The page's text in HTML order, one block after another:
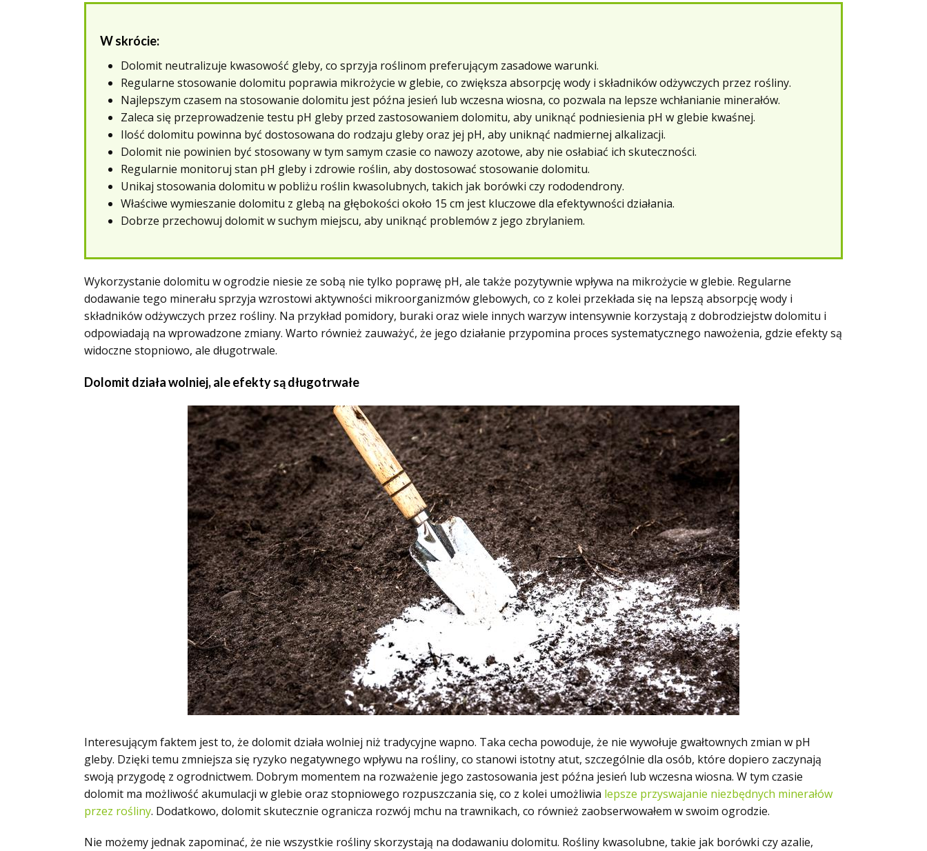
W skrócie:
Dolomit neutralizuje kwasowość gleby, co sprzyja roślinom preferującym zasadowe warunki.
Regularne stosowanie dolomitu poprawia mikrożycie w glebie, co zwiększa absorpcję wody i składników odżywczych przez rośliny.
Najlepszym czasem na stosowanie dolomitu jest późna jesień lub wczesna wiosna, co pozwala na lepsze wchłanianie minerałów.
Zaleca się przeprowadzenie testu pH gleby przed zastosowaniem dolomitu, aby uniknąć podniesienia pH w glebie kwaśnej.
Ilość dolomitu powinna być dostosowana do rodzaju gleby oraz jej pH, aby uniknąć nadmiernej alkalizacji.
Dolomit nie powinien być stosowany w tym samym czasie co nawozy azotowe, aby nie osłabiać ich skuteczności.
Regularnie monitoruj stan pH gleby i zdrowie roślin, aby dostosować stosowanie dolomitu.
Unikaj stosowania dolomitu w pobliżu roślin kwasolubnych, takich jak borówki czy rododendrony.
Właściwe wymieszanie dolomitu z glebą na głębokości około 15 cm jest kluczowe dla efektywności działania.
Dobrze przechowuj dolomit w suchym miejscu, aby uniknąć problemów z jego zbrylaniem.
Wykorzystanie dolomitu w ogrodzie niesie ze sobą nie tylko poprawę pH, ale także pozytywnie wpływa na mikrożycie w glebie. Regularne
dodawanie tego minerału sprzyja wzrostowi aktywności mikroorganizmów glebowych, co z kolei przekłada się na lepszą absorpcję wody i
składników odżywczych przez rośliny. Na przykład pomidory, buraki oraz wiele innych warzyw intensywnie korzystają z dobrodziejstw dolomitu i
odpowiadają na wprowadzone zmiany. Warto również zauważyć, że jego działanie przypomina proces systematycznego nawożenia, gdzie efekty są
widoczne stopniowo, ale długotrwale.
Dolomit działa wolniej, ale efekty są długotrwałe
Interesującym faktem jest to, że dolomit działa wolniej niż tradycyjne wapno. Taka cecha powoduje, że nie wywołuje gwałtownych zmian w pH
gleby. Dzięki temu zmniejsza się ryzyko negatywnego wpływu na rośliny, co stanowi istotny atut, szczególnie dla osób, które dopiero zaczynają
swoją przygodę z ogrodnictwem. Dobrym momentem na rozważenie jego zastosowania jest późna jesień lub wczesna wiosna. W tym czasie
dolomit ma możliwość akumulacji w glebie oraz stopniowego rozpuszczania się, co z kolei umożliwia lepsze przyswajanie niezbędnych minerałów
przez rośliny. Dodatkowo, dolomit skutecznie ogranicza rozwój mchu na trawnikach, co również zaobserwowałem w swoim ogrodzie.
Nie możemy jednak zapominać, że nie wszystkie rośliny skorzystają na dodawaniu dolomitu. Rośliny kwasolubne, takie jak borówki czy azalie,